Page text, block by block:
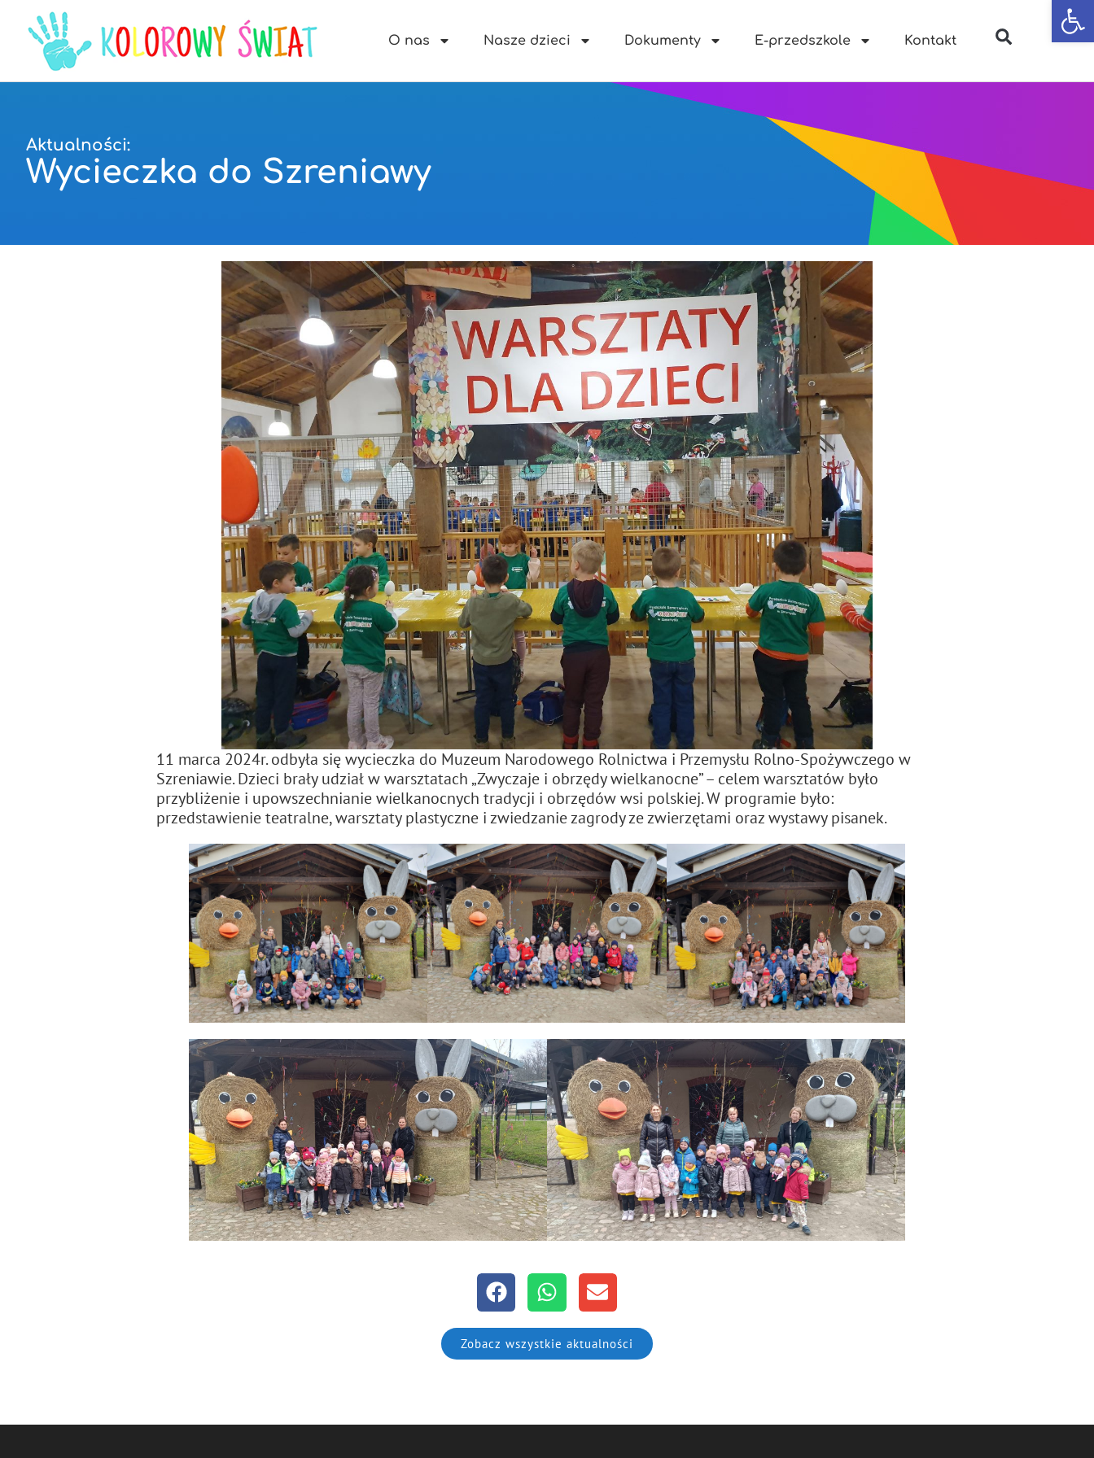
O nas Nasze dzieci Dokumenty E-przedszkole Kontakt
Aktualności:
Wycieczka do Szreniawy
11 marca 2024r. odbyła się wycieczka do Muzeum Narodowego Rolnictwa i Przemysłu Rolno-Spożywczego w
Szreniawie. Dzieci brały udział w warsztatach „Zwyczaje i obrzędy wielkanocne” – celem warsztatów było
przybliżenie i upowszechnianie wielkanocnych tradycji i obrzędów wsi polskiej. W programie było:
przedstawienie teatralne, warsztaty plastyczne i zwiedzanie zagrody ze zwierzętami oraz wystawy pisanek.
Zobacz wszystkie aktualności